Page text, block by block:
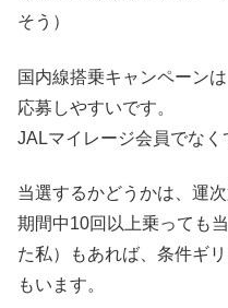
そう）
国内線搭乗キャンペーン
応募しやすいです。
JALマイレージ会員でなく
当選するかどうかは、運次
期間中10回以上乗っても
た私）もあれば、条件ギ
もいます。